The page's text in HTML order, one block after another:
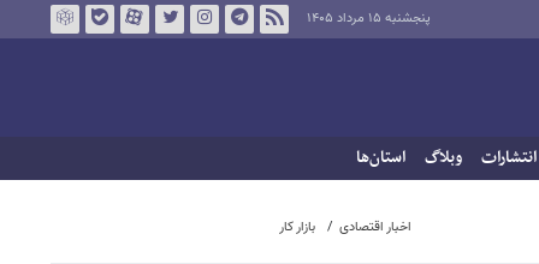
پنجشنبه ۱۵ مرداد ۱۴۰۵
انتشارات وبلاگ استان‌ها
اخبار اقتصادی بازار کار